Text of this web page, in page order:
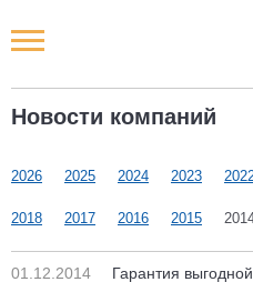
Новости компаний
2026 2025 2024 2023
2018 2017 2016 2015
01.12.2014 Гарантия
Новости РФ
Наши мероприятия